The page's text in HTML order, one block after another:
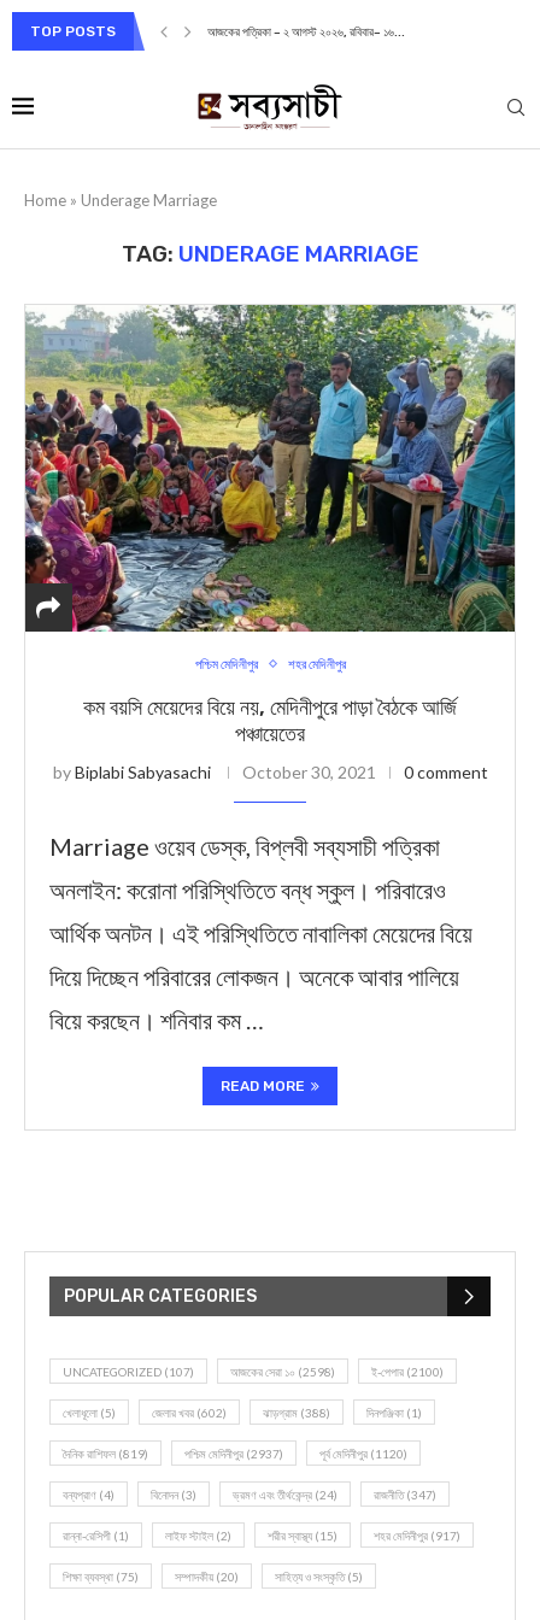
TOP POSTS আজকের পত্রিকা – ২ আগস্ট ২০২৬, রবিবার– ১৬...
Home » Underage Marriage
TAG: UNDERAGE MARRIAGE
পশ্চিম মেদিনীপুর শহর মেদিনীপুর
কম বয়সি মেয়েদের বিয়ে নয়, মেদিনীপুরে পাড়া বৈঠকে আর্জি
পঞ্চায়েতের
byBiplabi Sabyasachi October 30, 2021 0 comment
Marriage ওয়েব ডেস্ক, বিপ্লবী সব্যসাচী পত্রিক‍া
অনলাইন: করোনা পরিস্থিতিতে বন্ধ স্কুল। পরিবারেও
আর্থিক অনটন। এই পরিস্থিতিতে নাবালিকা মেয়েদের বিয়ে
দিয়ে দিচ্ছেন পরিবারের লোকজন। অনেকে আবার পালিয়ে
বিয়ে করছেন। শনিবার কম …
READ MORE
POPULAR CATEGORIES
UNCATEGORIZED (107) আজকের সেরা ১০ (2598) ই-পেপার (2100)
খেলাধূলো (5) জেলার খবর (602) ঝাড়গ্রাম (388) দিনপঞ্জিকা (1)
দৈনিক রাশিফল (819) পশ্চিম মেদিনীপুর (2937) পূর্ব মেদিনীপুর (1120)
বন্যপ্রাণ (4) বিনোদন(3) ভ্রমণ এবং তীর্থকেন্দ্র (24) রাজনীতি(347)
রান্না-রেসিপী (1) লাইফ স্টাইল (2) শরীর স্বাস্থ্য (15) শহর মেদিনীপুর (917)
শিক্ষা ব্যবস্থা (75) সম্পাদকীয় (20) সাহিত্য ও সংস্কৃতি(5)